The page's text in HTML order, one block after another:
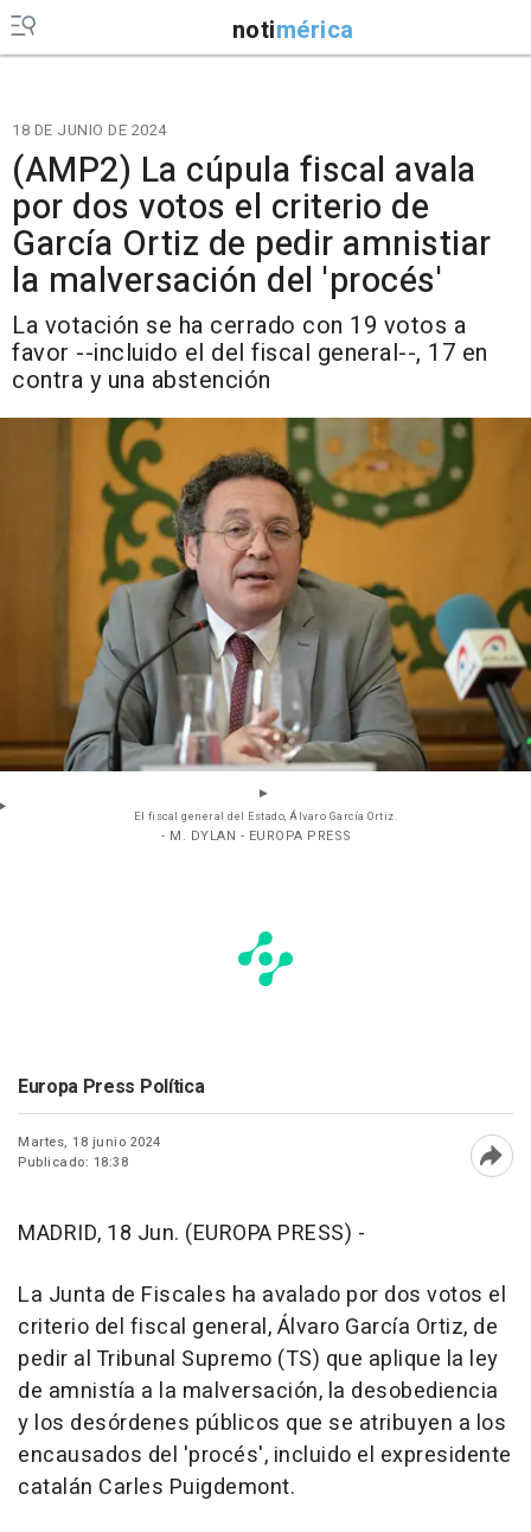
notimérica
18 DE JUNIO DE 2024
(AMP2) La cúpula fiscal avala
por dos votos el criterio de
García Ortiz de pedir amnistiar
la malversación del 'procés'
La votación se ha cerrado con 19 votos a
favor --incluido el del fiscal general--, 17 en
contra y una abstención
El fiscal general del Estado, Álvaro García Ortiz.
- M. DYLAN - EUROPA PRESS
Europa Press Política
Martes, 18 junio 2024
Publicado: 18:38
MADRID, 18 Jun. (EUROPA PRESS) -
La Junta de Fiscales ha avalado por dos votos el
criterio del fiscal general, Álvaro García Ortiz, de
pedir al Tribunal Supremo (TS) que aplique la ley
de amnistía a la malversación, la desobediencia
y los desórdenes públicos que se atribuyen a los
encausados del 'procés', incluido el expresidente
catalán Carles Puigdemont.